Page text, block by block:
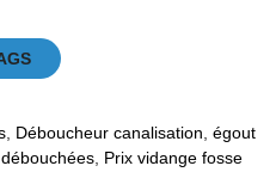
, Déboucheur canalisation égout
, Prix vidange fosse